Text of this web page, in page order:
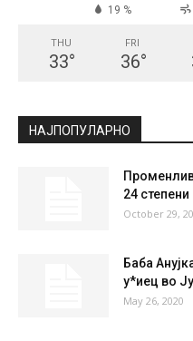
19 %
THU
33°
FRI
36°
НАЈПОПУЛАРНО
24 степени
October 29,
Баба
у*иец во
May 26, 2020